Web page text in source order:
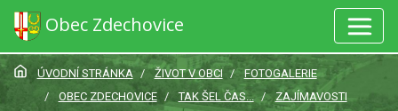
Obec Zdechovice
ÚVODNÍ STRÁNKA ŽIVOT V OBCI
FOTOGALERIE
OBEC ZDECHOVICE
TAK ŠEL ČAS...
ZAJÍMAVOSTI